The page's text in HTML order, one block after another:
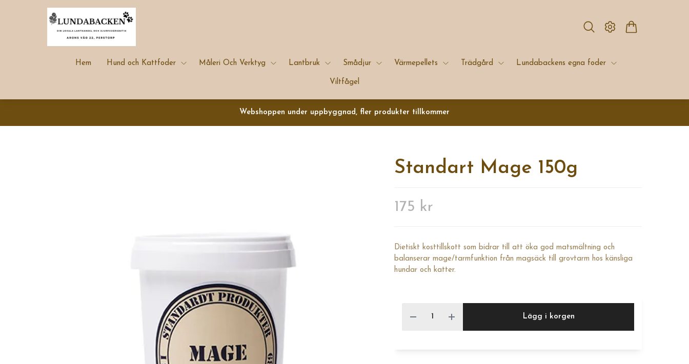
Hem Hund och Kattfoder Måleri Och Verktyg Lantbruk Smådjur Värmepellets Trädgård Lundabackens egna foder
Viltfågel
Webshoppen under uppbyggnad, fler produkter tillkommer
Standart Mage 150g
175 kr
Dietiskt kosttillskott som bidrar till att öka god matsmältning och
balanserar mage/tarmfunktion från magsäck till grovtarm hos känsliga
hundar och katter.
Lägg i korgen